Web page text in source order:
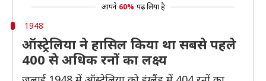
आपने 60% पढ़ लिया है
1948
ऑस्ट्रेलिया ने हासिल किया था सबसे पहले
400 से अधिक रनों का लक्ष्य